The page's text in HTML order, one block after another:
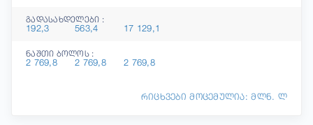
გადასახდელები :
192,3 563,4 17 129,1
ნაშთი ბოლოს :
2 769,8 2 769,8 2 769,8
რიცხვები მოცემულია: მლნ. ლ